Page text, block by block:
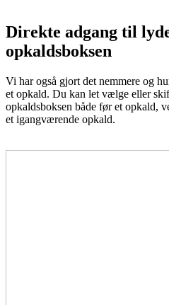
Direkte adgang til
opkaldsboksen
Vi har også gjort det nemmere og
et opkald. Du kan let vælge eller
opkaldsboksen både før et opkald,
et igangværende opkald.